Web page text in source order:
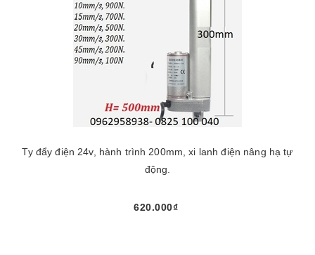
Ty đẩy điện 24v, hành trình 200mm, xi lanh điện nâng hạ tự
động.
620.000₫